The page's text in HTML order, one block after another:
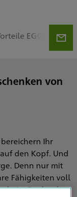
EGO
von
bereichern Ihr
den Kopf. Und
Denn nur mit
Fähigkeiten voll
Doch echte